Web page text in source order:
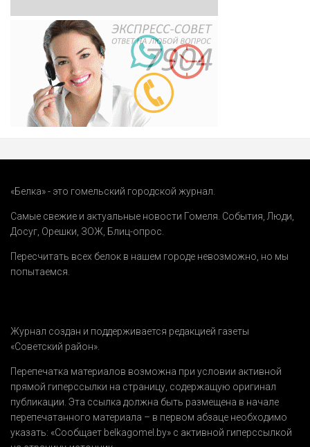
«Белка» - это гомельский городской журнал.
Самые свежие и актуальные новости Гомеля. События Люди
Досуг Орешки ЗОЖ Блиц-опрос
Пересчитать всех белок в нашем городе невозможно, но мы
попытаемся.
Журнал создан и поддерживается редакцией газеты
«Советский район».
Перепечатка материалов возможна при условии активной
прямой гиперссылки на страницу, содержащую оригинал
публикации. Эта ссылка должна быть размещена в начале
перепечатанного материала – в первом абзаце необходимо
указать: «Сообщает belkagomel.by» с активной гиперссылкой